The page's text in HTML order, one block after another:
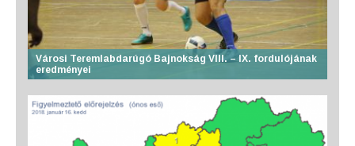
Városi Teremlabdarúgó Bajnokság VIII. – IX. fordulójának
eredményei